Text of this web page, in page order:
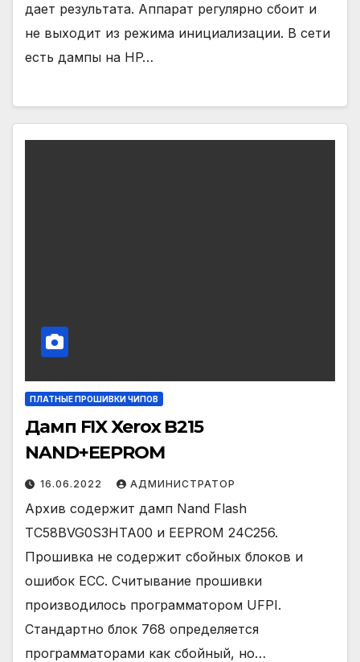
дает результата. Аппарат регулярно сбоит и
не выходит из режима инициализации. В сети
есть дампы на HP…
ПЛАТНЫЕ ПРОШИВКИ ЧИПОВ
Дамп FIX Xerox B215
NAND+EEPROM
16.06.2022 АДМИНИСТРАТОР
Архив содержит дамп Nand Flash
TC58BVG0S3HTA00 и EEPROM 24C256.
Прошивка не содержит сбойных блоков и
ошибок ECC. Считывание прошивки
производилось программатором UFPI.
Стандартно блок 768 определяется
программаторами как сбойный, но…